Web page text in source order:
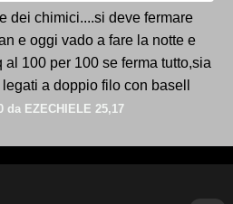
dei chimici....si deve fermare
e oggi vado a fare la notte e
al 100 per 100 se ferma tutto,sia
a doppio filo con basell
da EZECHIELE 25,17